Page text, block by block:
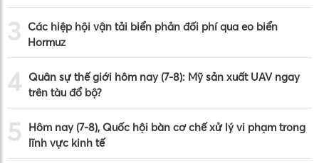
3 Các hiệp hội vận tải biển phản đối phí qua eo biển
Hormuz
4 Quân sự thế giới hôm nay (7-8): Mỹ sản xuất UAV ngay
trên tàu đổ bộ?
5
Hôm nay (7-8), Quốc hội bàn cơ chế xử lý vi phạm trong
lĩnh vực kinh tế